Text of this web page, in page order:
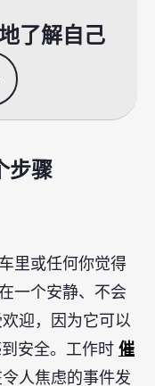
了解自己
步骤
里或任何你觉得
一个安静、不会
迎，因为它可以
安全。工作时 催
人焦虑的事件发